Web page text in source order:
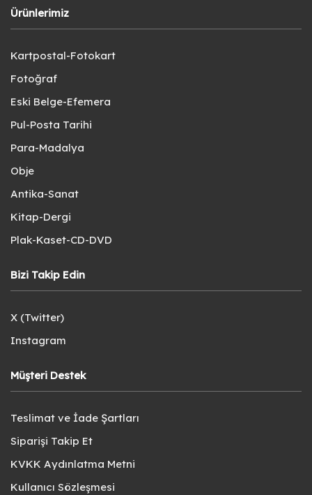
Ürünlerimiz
Kartpostal-Fotokart
Fotoğraf
Eski Belge-Efemera
Pul-Posta Tarihi
Para-Madalya
Obje
Antika-Sanat
Kitap-Dergi
Plak-Kaset-CD-DVD
Bizi Takip Edin
X (Twitter)
Instagram
Müşteri Destek
Teslimat ve İade Şartları
Siparişi Takip Et
KVKK Aydınlatma Metni
Kullanıcı Sözleşmesi